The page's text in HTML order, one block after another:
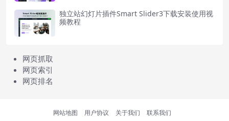
独立站幻灯片插件Smart Slider3下载安装使用视
频教程
网页抓取
网页索引
网页排名
网站地图 用户协议 关于我们 联系我们